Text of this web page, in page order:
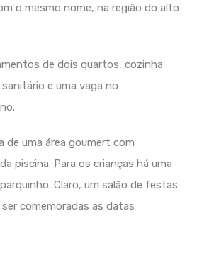
o mesmo nome, na região do alto
de dois quartos, cozinha
e uma vaga no
de uma área goumert com
piscina. Para os crianças há uma
Claro, um salão de festas
comemoradas as datas